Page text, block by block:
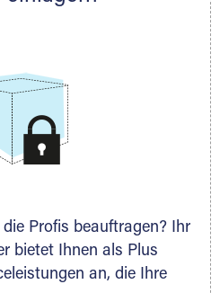
Profis beauftragen? Ihr
bietet Ihnen als Plus
an, die Ihre